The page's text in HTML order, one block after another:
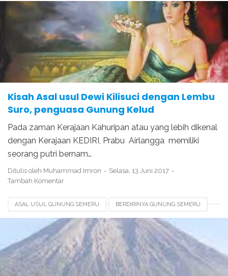
KISAH DEWI KILISUCI KISAH DEWI SEKARTAJI
KISAH GUNUNG KELUD LEGENDA GUNUNG KELUD
SABDA LEMBU SURO SEJARAH DEWI KILISUCI
Kisah Asal usul Dewi Kilisuci dengan Lembu
Suro, penguasa Gunung Kelud
Pada zaman Kerajaan Kahuripan atau yang lebih dikenal
dengan Kerajaan KEDIRI, Prabu Airlangga memiliki
seorang putri bernam…
Ditulis oleh Muhammad Imron
Selasa, 13 Juni 2017
Tambah Komentar
ASAL USUL GUNUNG SEMERU BERDIRINYA GUNUNG SEMERU
LAGENDA GUNUNG SEMERU LEGENDA GUNUNG KELUD
TERJADINYA GUNUNG SEMERU